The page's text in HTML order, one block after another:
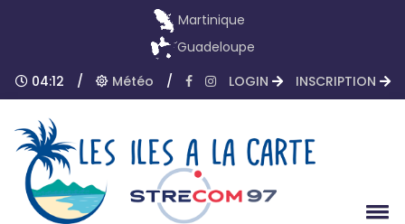
Martinique
Guadeloupe
04:12
/ Météo / LOGIN INSCRIPTION